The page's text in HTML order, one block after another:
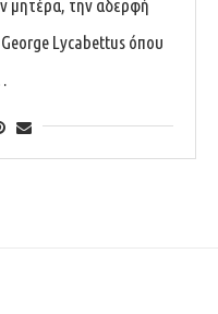
μητέρα, την αδερφή
Lycabettus όπου